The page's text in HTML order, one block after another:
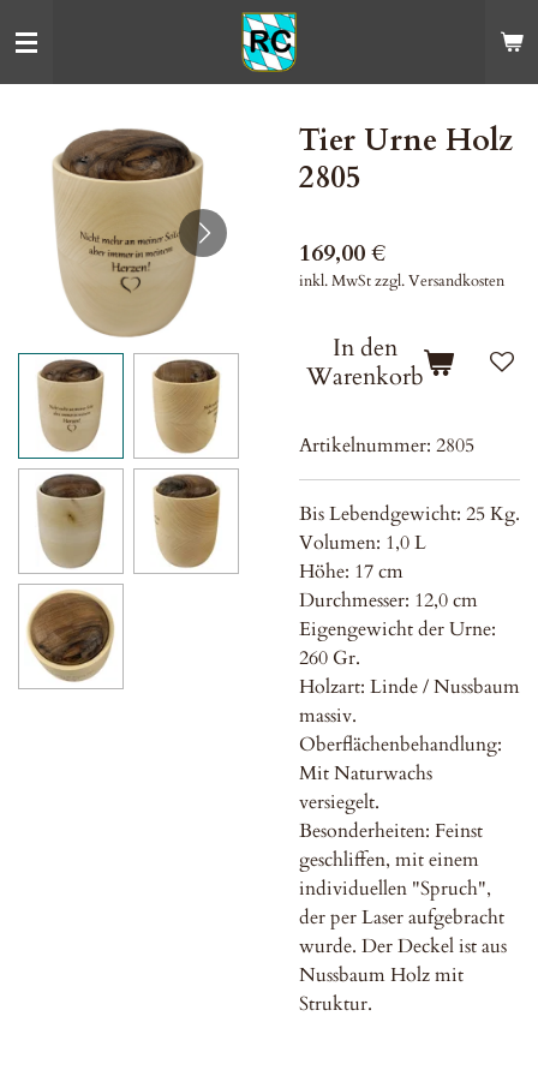
Hauptinhalt
springen
Tier Urne Holz
2805
169,00 €
inkl. MwSt zzgl. Versandkosten
In den
Warenkorb
Artikelnummer: 2805
Bis Lebendgewicht: 25 Kg.
Volumen: 1,0 L
Höhe: 17 cm
Durchmesser: 12,0 cm
Eigengewicht der Urne:
260 Gr.
Holzart: Linde / Nussbaum
massiv.
Oberflächenbehandlung:
Mit Naturwachs
versiegelt.
Besonderheiten: Feinst
geschliffen, mit einem
individuellen "Spruch",
der per Laser aufgebracht
wurde. Der Deckel ist aus
Nussbaum Holz mit
Struktur.